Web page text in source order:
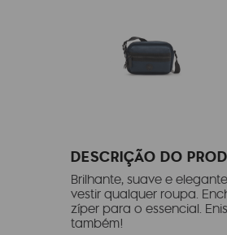
DESCRIÇÃO DO
Brilhante, suave e
vestir qualquer roupa.
zíper para o essencial.
também!